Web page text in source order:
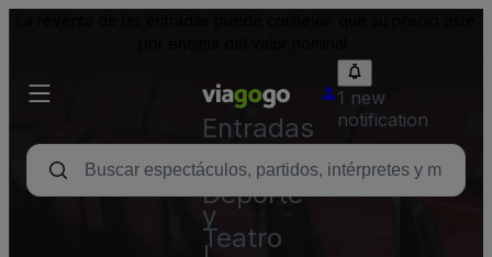
Entradas
para
Conciertos,
Deporte
y
Teatro
1 new
notification